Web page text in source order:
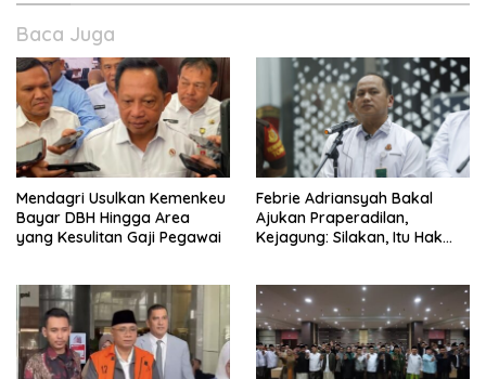
Baca Juga
Mendagri Usulkan Kemenkeu
Bayar DBH Hingga Area
yang Kesulitan Gaji Pegawai
Febrie Adriansyah Bakal
Ajukan Praperadilan,
Kejagung: Silakan, Itu Hak